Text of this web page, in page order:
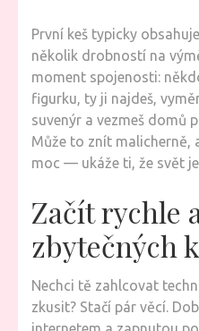
První keš typicky
několik drobností na
moment spojenosti:
figurku, ty ji najdeš,
suvenýr a vezmeš domů
Může to znít malicherně,
moc — ukáže ti, že svět
Začít rychle
zbytečných
Nechci tě zahlcovat
zkusit? Stačí pár věcí.